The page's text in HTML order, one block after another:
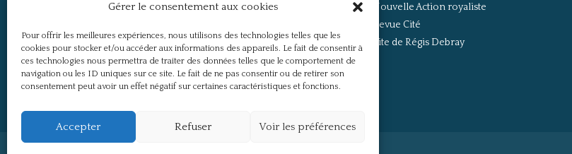
Gérer le consentement aux cookies
Pour offrir les meilleures expériences, nous utilisons des technologies telles que les
cookies pour stocker et/ou accéder aux informations des appareils. Le fait de consentir à
ces technologies nous permettra de traiter des données telles que le comportement de
navigation ou les ID uniques sur ce site. Le fait de ne pas consentir ou de retirer son
consentement peut avoir un effet négatif sur certaines caractéristiques et fonctions.
Accepter Refuser Voir les préférences
RussEurope – Le Carnet de Jacques Sapir sur la
Secret Défense
Un regard sur la Russie
Nouvelle Action royaliste
Revue Cité
Site de Régis Debray